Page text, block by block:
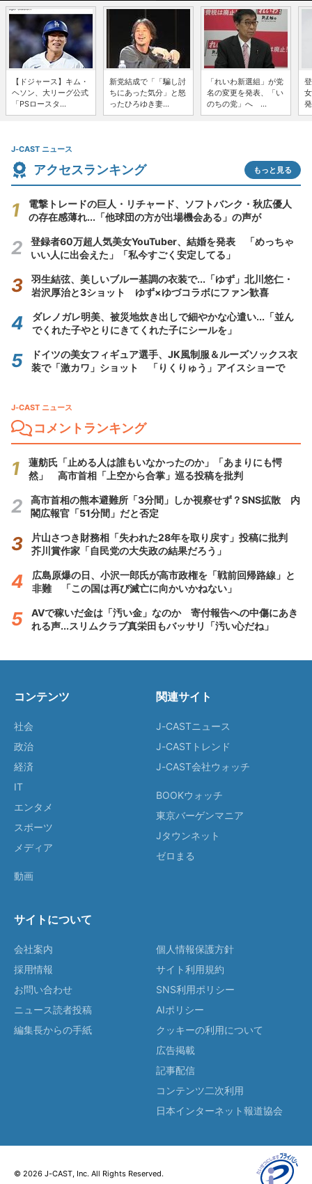
【ドジャース】キム・
ヘソン、大リーグ公式
「PSロースタ...
新党結成で「「騙し討
ちにあった気分」と怒
ったひろゆき妻...
「れいわ新選組」が党
名の変更を発表、「い
のちの党」へ ...
J-CAST ニュース
アクセスランキング もっと見る
電撃トレードの巨人・リチャード、ソフトバンク・秋広優人
の存在感薄れ...「他球団の方が出場機会ある」の声が
登録者60万超人気美女YouTuber、結婚を発表 「めっちゃ
いい人に出会えた」「私今すごく安定してる」
羽生結弦、美しいブルー基調の衣装で...「ゆず」北川悠仁・
岩沢厚治と3ショット ゆず×ゆづコラボにファン歓喜
ダレノガレ明美、被災地炊き出しで細やかな心遣い...「並ん
でくれた子やとりにきてくれた子にシールを」
ドイツの美女フィギュア選手、JK風制服＆ルーズソックス衣
装で「激カワ」ショット 「りくりゅう」アイスショーで
J-CAST ニュース
コメントランキング
蓮舫氏「止める人は誰もいなかったのか」「あまりにも愕
然」 高市首相「上空から合掌」巡る投稿を批判
高市首相の熊本避難所「3分間」しか視察せず？SNS拡散 内
閣広報官「51分間」だと否定
片山さつき財務相「失われた28年を取り戻す」投稿に批判
芥川賞作家「自民党の大失政の結果だろう」
広島原爆の日、小沢一郎氏が高市政権を「戦前回帰路線」と
非難 「この国は再び滅亡に向かいかねない」
AVで稼いだ金は「汚い金」なのか 寄付報告への中傷にあき
れる声...スリムクラブ真栄田もバッサリ「汚い心だね」
コンテンツ
社会
政治
経済
IT
エンタメ
スポーツ
メディア
動画
関連サイト
J-CASTニュース
J-CASTトレンド
J-CAST会社ウォッチ
BOOKウォッチ
東京バーゲンマニア
Jタウンネット
ゼロまる
サイトについて
会社案内
採用情報
お問い合わせ
ニュース読者投稿
編集長からの手紙
個人情報保護方針
サイト利用規約
SNS利用ポリシー
AIポリシー
クッキーの利用について
広告掲載
記事配信
コンテンツ二次利用
日本インターネット報道協会
© 2026 J-CAST, Inc. All Rights Reserved.